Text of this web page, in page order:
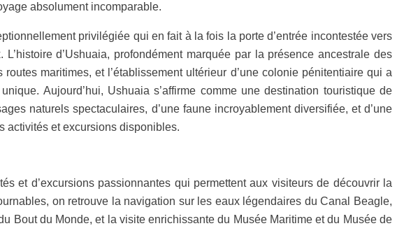
absolument incomparable.
privilégiée qui en fait à la fois la porte d’entrée incontestée vers
d’Ushuaia, profondément marquée par la présence ancestrale des
maritimes, et l’établissement ultérieur d’une colonie pénitentiaire qui a
Aujourd’hui, Ushuaia s’affirme comme une destination touristique de
naturels spectaculaires, d’une faune incroyablement diversifiée, et d’une
activités et excursions disponibles.
et d’excursions passionnantes qui permettent aux visiteurs de découvrir la
on retrouve la navigation sur les eaux légendaires du Canal Beagle,
Bout du Monde, et la visite enrichissante du Musée Maritime et du Musée de